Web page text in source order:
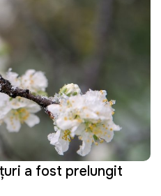
a fost prelungit